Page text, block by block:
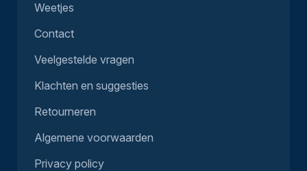
Weetjes
Contact
Veelgestelde vragen
Klachten en suggesties
Retourneren
Algemene voorwaarden
Privacy policy